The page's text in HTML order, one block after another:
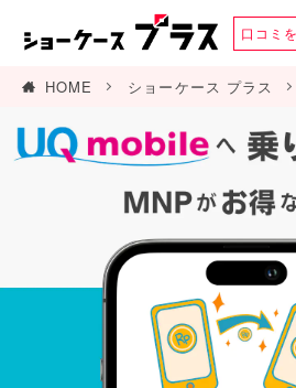
口コミ
HOME ショーケース プラス